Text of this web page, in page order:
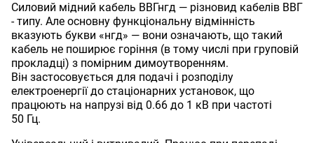
Силовий мідний кабель ВВГнгд — різновид кабелів ВВГ
- типу. Але основну функціональну відмінність
вказують букви «нгд» — вони означають, що такий
кабель не поширює горіння (в тому числі при груповій
прокладці) з помірним димоутворенням.
Він застосовується для подачі і розподілу
електроенергії до стаціонарних установок, що
працюють на напрузі від 0.66 до 1 кВ при частоті
50 Гц.